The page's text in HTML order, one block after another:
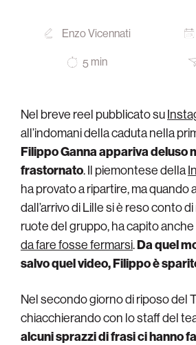
Enzo Vicennati
5 min
Nel breve reel pubblicato su
all’indomani della caduta nella
Filippo Ganna appariva deluso
frastornato. Il piemontese della
ha provato a ripartire, ma quando
dall’arrivo di Lille si è reso conto
ruote del gruppo, ha capito
da fare fosse fermarsi.Da quel
salvo quel video, Filippo è
Nel secondo giorno di riposo del
chiacchierando con lo staff del
alcuni sprazzi di frasi ci hanno